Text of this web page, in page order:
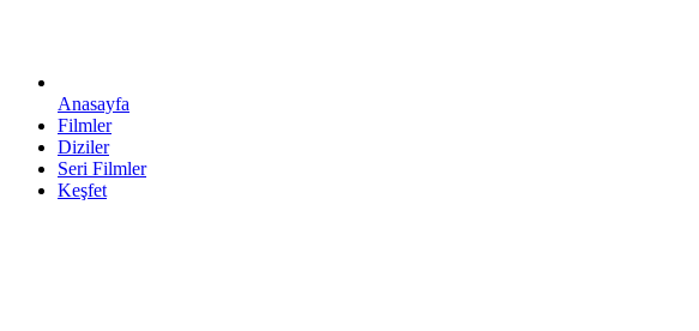
Anasayfa
Filmler
Diziler
Seri Filmler
Keşfet